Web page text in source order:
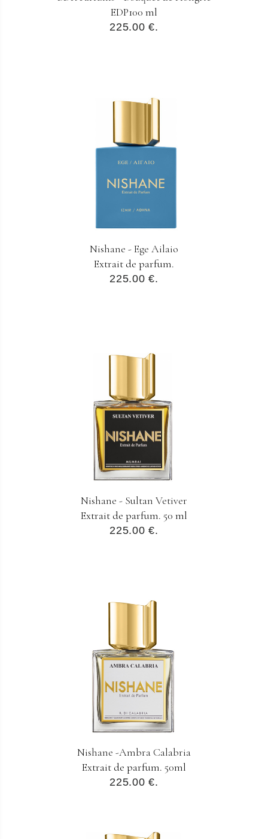
EDP100 ml
225.00 €.
Nishane - Ege Ailaio
Extrait de parfum.
225.00 €.
Nishane - Sultan Vetiver
Extrait de parfum. 50 ml
225.00 €.
Nishane -Ambra Calabria
Extrait de parfum. 50ml
225.00 €.